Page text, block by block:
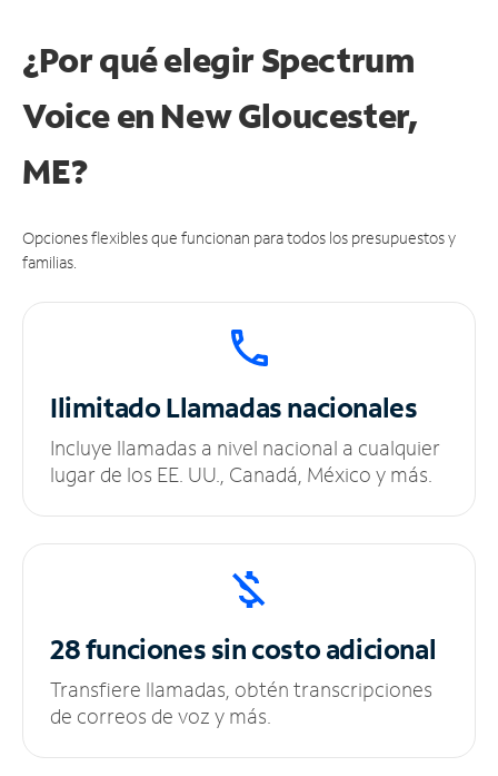
¿Por qué elegir Spectrum
Voice en New Gloucester,
ME?
Opciones flexibles que funcionan para todos los presupuestos y
familias.
IlimitadoLlamadas nacionales
Incluye llamadas a nivel nacional a cualquier
lugar de los EE. UU., Canadá, México y más.
28 funciones sincosto adicional
Transfiere llamadas, obtén transcripciones
de correos de voz y más.